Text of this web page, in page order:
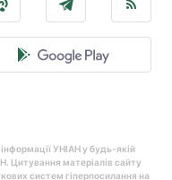
УНІАН у будь-якій
Цитування матеріалів сайту
систем гіперпосилання на